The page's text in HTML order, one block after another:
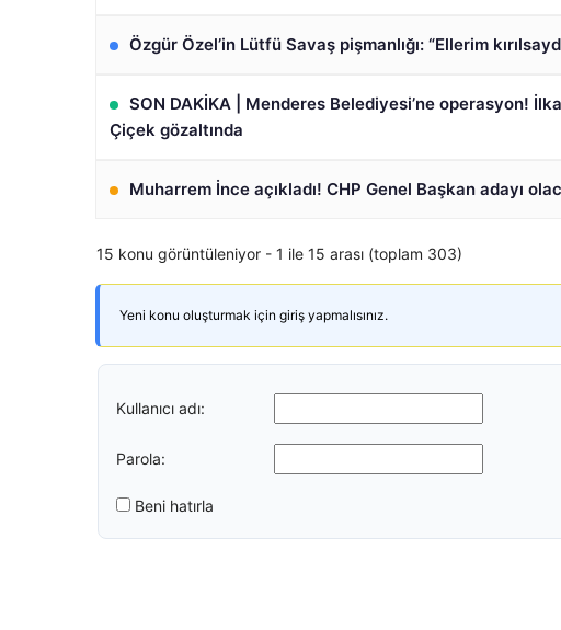
Özgür Özel’in Lütfü Savaş pişmanlığı: “Ellerim
SON DAKİKA | Menderes Belediyesi’ne operasyon!
Çiçek gözaltında
Muharrem İnce açıkladı! CHP Genel Başkan adayı
15 konu görüntüleniyor - 1 ile 15 arası (toplam 303)
Yeni konu oluşturmak için giriş yapmalısınız.
Kullanıcı adı:
Parola:
Beni hatırla